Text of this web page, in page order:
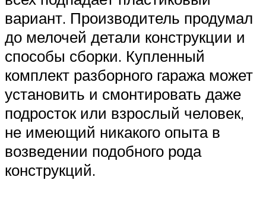
вариант. Производитель продумал
до мелочей детали конструкции и
способы сборки. Купленный
комплект разборного гаража может
установить и смонтировать даже
подросток или взрослый человек,
не имеющий никакого опыта в
возведении подобного рода
конструкций.